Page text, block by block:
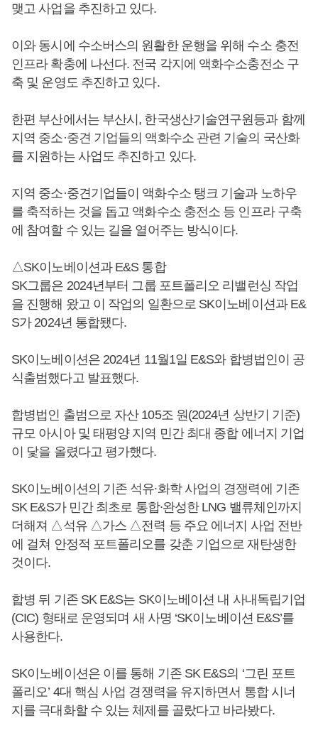
맺고 사업을 추진하고 있다.
이와 동시에 수소버스의 원활한 운행을 위해 수소 충전
인프라 확충에 나선다. 전국 각지에 액화수소충전소 구
축 및 운영도 추진하고 있다.
한편 부산에서는 부산시, 한국생산기술연구원등과 함께
지역 중소·중견 기업들의 액화수소 관련 기술의 국산화
를 지원하는 사업도 추진하고 있다.
지역 중소·중견기업들이 액화수소 탱크 기술과 노하우
를 축적하는 것을 돕고 액화수소 충전소 등 인프라 구축
에 참여할 수 있는 길을 열어주는 방식이다.
△SK이노베이션과 E&S 통합
SK그룹은 2024년부터 그룹 포트폴리오 리밸런싱 작업
을 진행해 왔고 이 작업의 일환으로 SK이노베이션과 E&
S가 2024년 통합됐다.
SK이노베이션은 2024년 11월1일 E&S와 합병법인이 공
식출범했다고 발표했다.
합병법인 출범으로 자산 105조 원(2024년 상반기 기준)
규모 아시아 및 태평양 지역 민간 최대 종합 에너지 기업
이 닻을 올렸다고 평가했다.
SK이노베이션의 기존 석유∙화학 사업의 경쟁력에 기존
SK E&S가 민간 최초로 통합∙완성한 LNG 밸류체인까지
더해져 △석유 △가스 △전력 등 주요 에너지 사업 전반
에 걸쳐 안정적 포트폴리오를 갖춘 기업으로 재탄생한
것이다.
합병 뒤 기존 SK E&S는 SK이노베이션 내 사내독립기업
(CIC) 형태로 운영되며 새 사명 ‘SK이노베이션 E&S’를
사용한다.
SK이노베이션은 이를 통해 기존 SK E&S의 ‘그린 포트
폴리오’ 4대 핵심 사업 경쟁력을 유지하면서 통합 시너
지를 극대화할 수 있는 체제를 골랐다고 바라봤다.